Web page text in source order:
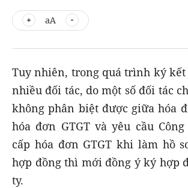
aA
Tuy nhiên, trong quá trình ký
nhiều đối tác, do một số đối tác
không phân biệt được giữa hóa
hóa đơn GTGT và yêu cầu
cấp hóa đơn GTGT khi làm hồ
hợp đồng thì mới đồng ý ký hợp
ty.